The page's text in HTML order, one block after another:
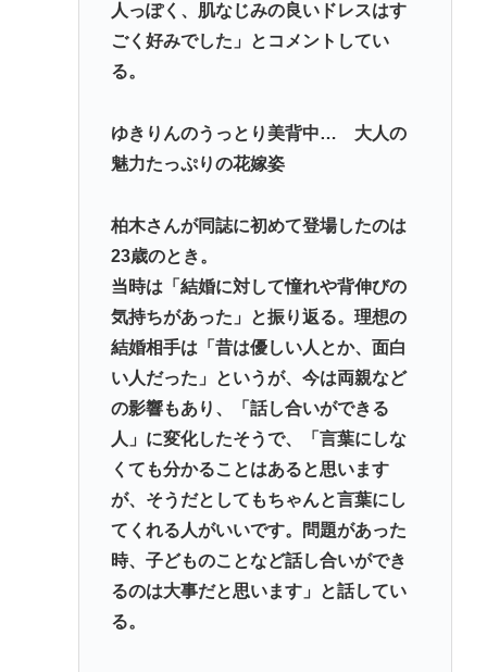
「世界の売春婦（セクロスワーカー）の数と割合」
反論「そんなはずはない日本は上位なはずだ」←こ
Powered by livedoor 相互RSS
人っぽく、肌なじみの良いドレスはす
ごく好みでした」とコメントしてい
る。
ゆきりんのうっとり美背中… 大人の
魅力たっぷりの花嫁姿
柏木さんが同誌に初めて登場したのは
23歳のとき。
当時は「結婚に対して憧れや背伸びの
気持ちがあった」と振り返る。理想の
結婚相手は「昔は優しい人とか、面白
い人だった」というが、今は両親など
の影響もあり、「話し合いができる
人」に変化したそうで、「言葉にしな
くても分かることはあると思います
が、そうだとしてもちゃんと言葉にし
てくれる人がいいです。問題があった
時、子どものことなど話し合いができ
るのは大事だと思います」と話してい
る。